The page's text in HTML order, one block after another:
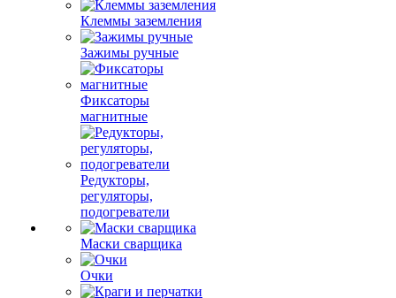
Клеммы заземления
Зажимы ручные
Фиксаторы
магнитные
Редукторы,
регуляторы,
подогреватели
Маски сварщика
Очки